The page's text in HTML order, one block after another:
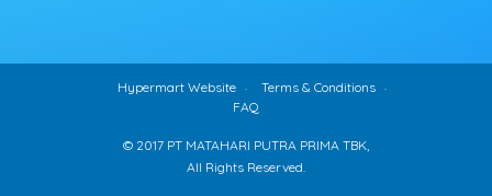
Hypermart Website
Terms & Conditions
FAQ
© 2017 PT MATAHARI PUTRA PRIMA TBK,
All Rights Reserved.